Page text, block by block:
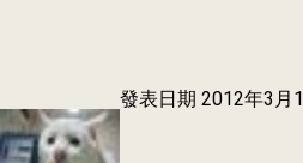
發表日期 2012年3月